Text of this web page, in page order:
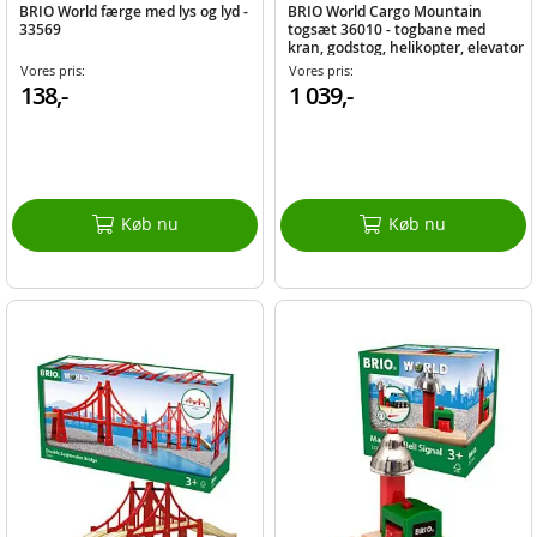
BRIO World færge med lys og lyd -
33569
Vores pris:
138,-
Køb nu
BRIO World Cargo Mountain
togsæt 36010 - togbane med
kran, godstog, helikopter, elevator
og mere
Vores pris:
1 039,-
Køb nu